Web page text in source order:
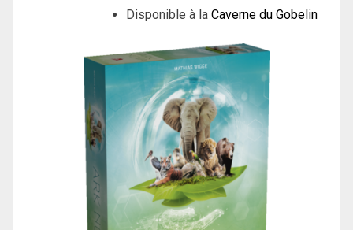
Disponible à la Caverne du Gobelin